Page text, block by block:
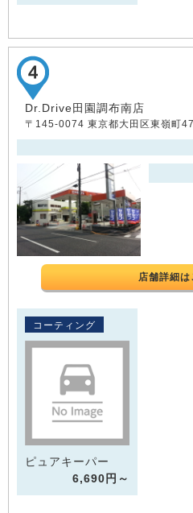
Dr.Drive田園調布南店
〒145-0074 東京都大田区東嶺町
店舗詳細は
コーティング
ピュアキーパー
6,690円～